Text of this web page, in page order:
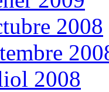
2008
2008